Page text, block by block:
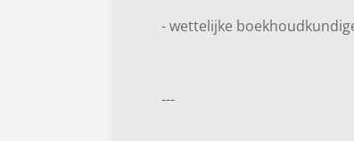
- wettelijke
---